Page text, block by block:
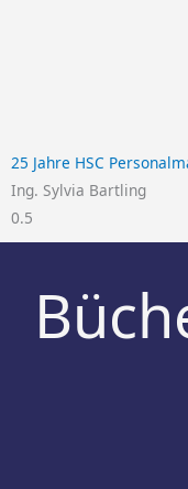
25 Jahre HSC
Ing. Sylvia Bartling